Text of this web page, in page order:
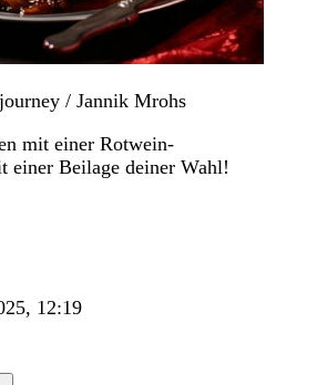
/ Jannik Mrohs
mit einer Rotwein-
einer Beilage deiner Wahl!
12:19